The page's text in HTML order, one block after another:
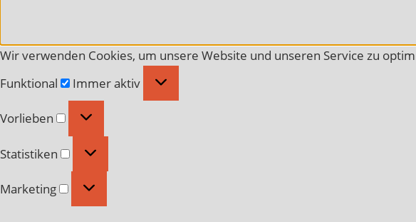
Wir verwenden Cookies, um unsere Website und unseren Service zu
Funktional
Funktional
Immer aktiv
Vorlieben Vorlieben
Statistiken Statistiken
Marketing Marketing